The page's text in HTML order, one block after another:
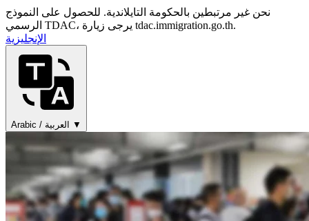
نحن غير مرتبطين بالحكومة التايلاندية. للحصول على النموذج
الرسمي TDAC، يرجى زيارة tdac.immigration.go.th.
الإنجليزية
Arabic / العربية ▼